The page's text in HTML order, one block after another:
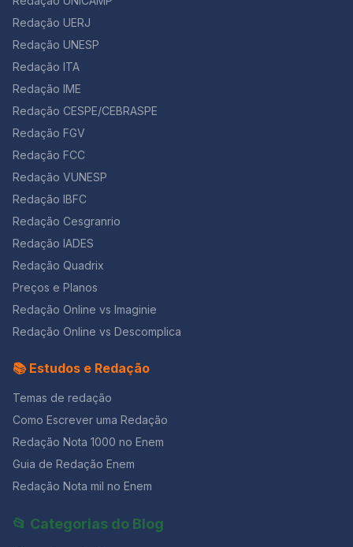
Redação UERJ
Redação UNESP
Redação ITA
Redação IME
Redação CESPE/CEBRASPE
Redação FGV
Redação FCC
Redação VUNESP
Redação IBFC
Redação Cesgranrio
Redação IADES
Redação Quadrix
Preços e Planos
Redação Online vs Imaginie
Redação Online vs Descomplica
📚 Estudos e Redação
Temas de redação
Como Escrever uma Redação
Redação Nota 1000 no Enem
Guia de Redação Enem
Redação Nota mil no Enem
📂 Categorias do Blog